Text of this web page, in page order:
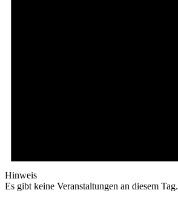
Hinweis
Es gibt keine Veranstaltungen an diesem Tag.